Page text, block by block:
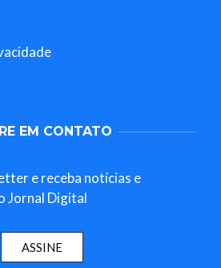
EM CONTATO
e receba notícias e
Jornal Digital
ASSINE